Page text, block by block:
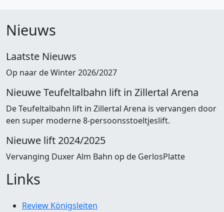
Nieuws
Laatste Nieuws
Op naar de Winter 2026/2027
Nieuwe Teufeltalbahn lift in Zillertal Arena
De Teufeltalbahn lift in Zillertal Arena is vervangen door
een super moderne 8-persoonsstoeltjeslift.
Nieuwe lift 2024/2025
Vervanging Duxer Alm Bahn op de GerlosPlatte
Links
Review Königsleiten